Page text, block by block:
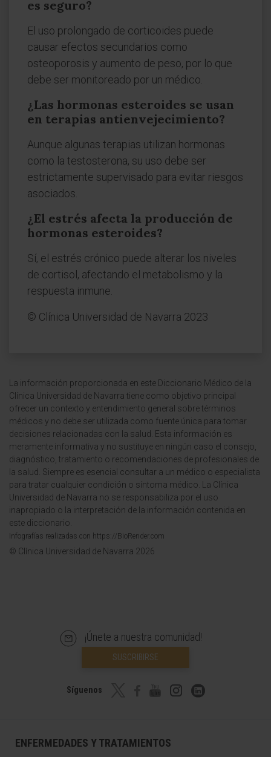
es seguro?
El uso prolongado de corticoides puede
causar efectos secundarios como
osteoporosis y aumento de peso, por lo que
debe ser monitoreado por un médico.
¿Las hormonas esteroides se usan
en terapias antienvejecimiento?
Aunque algunas terapias utilizan hormonas
como la testosterona, su uso debe ser
estrictamente supervisado para evitar riesgos
asociados.
¿El estrés afecta la producción de
hormonas esteroides?
Sí, el estrés crónico puede alterar los niveles
de cortisol, afectando el metabolismo y la
respuesta inmune.
© Clínica Universidad de Navarra 2023
La información proporcionada en este Diccionario Médico de la
Clínica Universidad de Navarra tiene como objetivo principal
ofrecer un contexto y entendimiento general sobre términos
médicos y no debe ser utilizada como fuente única para tomar
decisiones relacionadas con la salud. Esta información es
meramente informativa y no sustituye en ningún caso el consejo,
diagnóstico, tratamiento o recomendaciones de profesionales de
la salud. Siempre es esencial consultar a un médico o especialista
para tratar cualquier condición o síntoma médico. La Clínica
Universidad de Navarra no se responsabiliza por el uso
inapropiado o la interpretación de la información contenida en
este diccionario.
Infografías realizadas con https://BioRender.com
© Clínica Universidad de Navarra 2026
¡Únete a nuestra comunidad!
SUSCRIBIRSE
Síguenos
ENFERMEDADES Y TRATAMIENTOS